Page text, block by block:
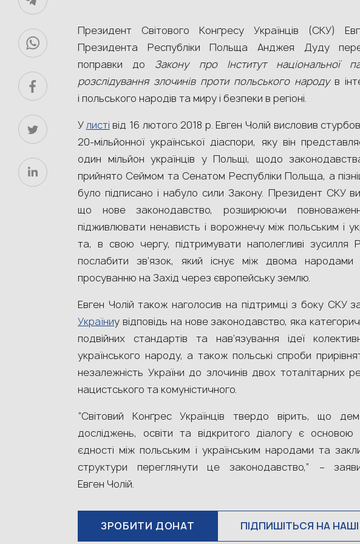
Президент Світового Конґресу Українців (СКУ)
Президента Республіки Польща Анджея Дуду
поправки до Закону про Інститут національної
розслідування злочинів проти польського народув
і польського народів та миру і безпеки в регіоні.
Улисті від 16 лютого 2018 р. Евген Чолій висловив
20-мільйонної української діаспори, яку він
один мільйон українців у Польщі, щодо
прийнято Сеймом та Сенатом Республіки Польща, а
було підписано і набуло сили Закону. Президент СКУ
що нове законодавство, розширюючи
підживлювати ненависть і ворожнечу між польським і
та, в свою чергу, підтримувати наполегливі зусилля
послабити зв’язок, який існує між двома
просуванню на Захід через європейську землю.
Евген Чолій також наголосив на підтримці з боку СКУ
Україниу відповідь на нове законодавство, яка
подвійних стандартів та нав’язування ідеї
українського народу, а також польські спроби
незалежність України до злочинів двох тоталітарних
нацистського та комуністичного.
“Світовий Конґрес Українців твердо вірить, що
досліджень, освіти та відкритого діалогу є
єдності між польським і українським народами та
структури переглянути це законодавство,” –
Евген Чолій.
ЗРОБИТИ ДОНАТ ПІДПИШІТЬСЯ НА